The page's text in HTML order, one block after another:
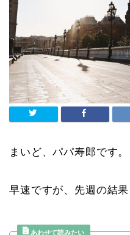
まいど、パパ寿郎です。
早速ですが、先週の結果